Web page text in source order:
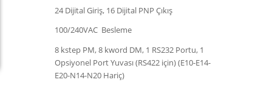
24 Dijital Giriş, 16 Dijital PNP Çıkış
100/240VAC Besleme
8 kstep PM, 8 kword DM, 1 RS232 Portu, 1
Opsiyonel Port Yuvası (RS422 için) (E10-E14-
E20-N14-N20 Hariç)